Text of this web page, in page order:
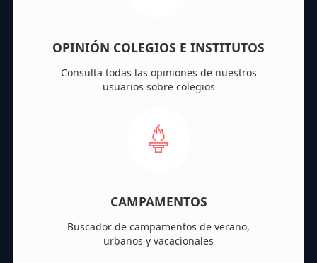
OPINIÓN COLEGIOS E INSTITUTOS
Consulta todas las opiniones de nuestros
usuarios sobre colegios
CAMPAMENTOS
Buscador de campamentos de verano,
urbanos y vacacionales